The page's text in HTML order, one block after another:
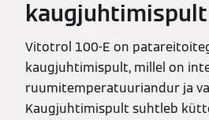
kaugjuhtimispult
Vitotrol 100-E on
kaugjuhtimispult, millel on
ruumitemperatuuriandur ja
Kaugjuhtimispult suhtleb